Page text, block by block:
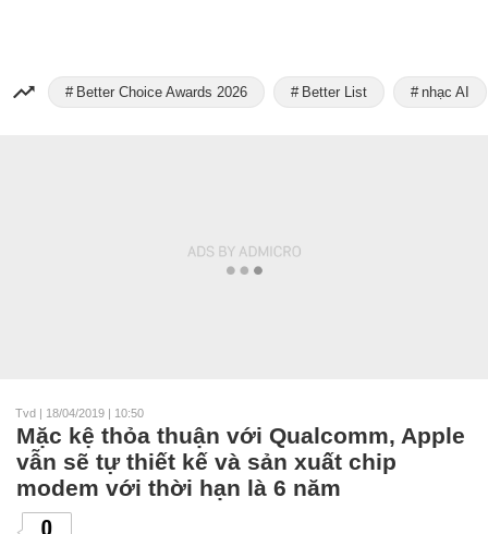
Better Choice Awards 2026 Better List nhạc AI
Tvd | 18/04/2019 | 10:50
Mặc kệ thỏa thuận với Qualcomm, Apple
vẫn sẽ tự thiết kế và sản xuất chip
modem với thời hạn là 6 năm
0